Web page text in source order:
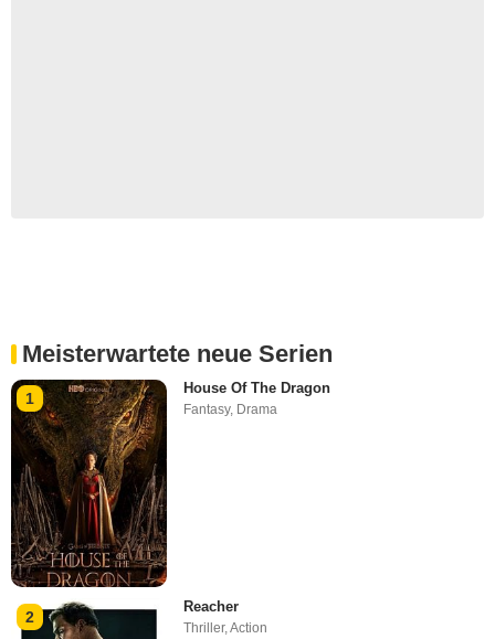
Meisterwartete neue Serien
1
House Of The Dragon
Fantasy, Drama
2
Reacher
Thriller,Action